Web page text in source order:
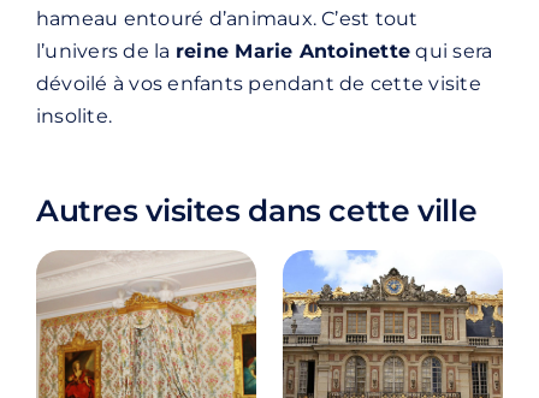
hameau entouré d’animaux. C’est tout
l’univers de la reine Marie Antoinette qui sera
dévoilé à vos enfants pendant de cette visite
insolite.
Autres visites dans cette ville